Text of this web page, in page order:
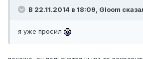
В 22.11.2014 в 18:09, Gloom
я уже просил